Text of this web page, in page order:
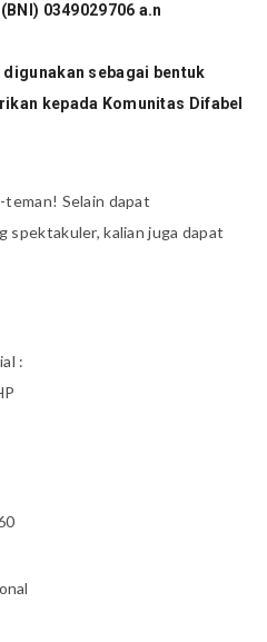
0349029706 a.n
sebagai bentuk
kepada Komunitas Difabel
teman! Selain dapat
spektakuler, kalian juga dapat
: